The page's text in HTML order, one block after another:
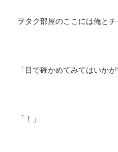
ヲタク部屋のここには俺とチ
「目で確かめてみてはいかが
「！」